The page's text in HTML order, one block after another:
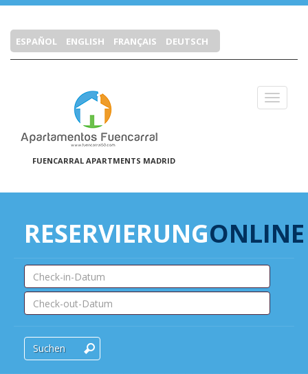
ESPAÑOL ENGLISH FRANÇAIS DEUTSCH
Cerrar
FUENCARRAL APARTMENTS MADRID
RESERVIERUNGONLINE
Suchen